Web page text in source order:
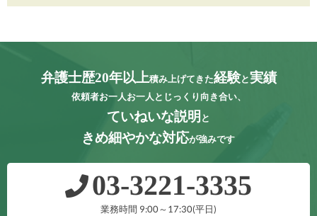
弁護士歴20年以上積み上げてきた経験と実績
依頼者お一人お一人とじっくり向き合い、
ていねいな説明 と
きめ細やかな対応が強みです
03‐3221‐3335
業務時間 9:00～17:30(平日)